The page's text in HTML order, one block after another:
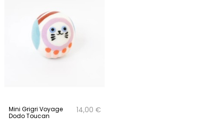
Mini Grigri Voyage
Dodo Toucan
14,00 €